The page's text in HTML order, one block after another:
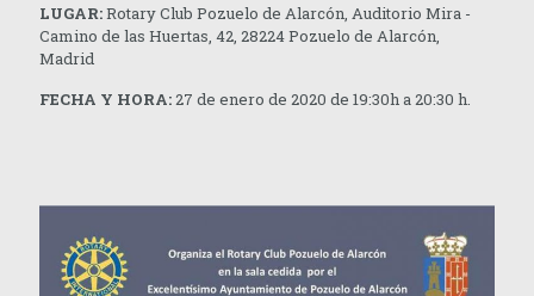
LUGAR:Rotary Club Pozuelo de Alarcón, Auditorio Mira -
Camino de las Huertas, 42, 28224 Pozuelo de Alarcón,
Madrid
FECHA Y HORA:27 de enero de 2020 de 19:30h a 20:30 h.